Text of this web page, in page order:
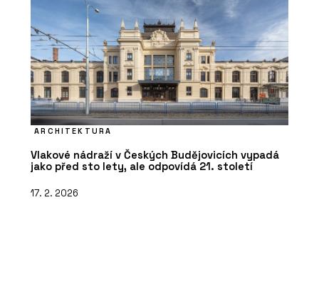
ARCHITEKTURA
Vlakové nádraží v Českých Budějovicích vypadá
jako před sto lety, ale odpovídá 21. století
17. 2. 2026